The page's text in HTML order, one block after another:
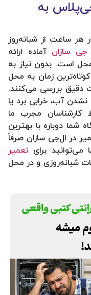
به
ساعت از شبانه‌روز
جی سازان آماده ارائه
است. بدون نیاز به
زمان به محل
دقیق بررسی می‌کنند.
آب، خرابی برد یا
کارشناسان مجرب ما
دوباره با بهترین
در ال‌جی سازان صرفاً
برای تعمیر
شبانه‌روزی و در محل